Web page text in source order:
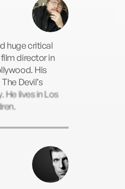
huge critical
director in
His
Devil’s
He lives in Los